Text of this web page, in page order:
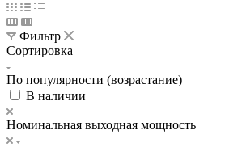
Фильтр
Сортировка
По популярности (возрастание)
В наличии
Номинальная выходная мощность